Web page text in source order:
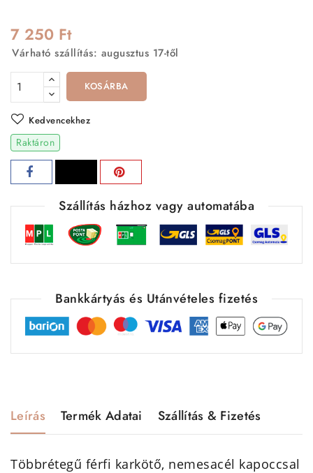
7 250 Ft
Várható szállítás: augusztus 17-től
KOSÁRBA
Kedvencekhez
Raktáron
Szállítás házhoz vagy automatába
Bankkártyás és Utánvételes fizetés
Leírás Termék Adatai Szállítás & Fizetés
Többrétegű férfi karkötő, nemesacél kapoccsal